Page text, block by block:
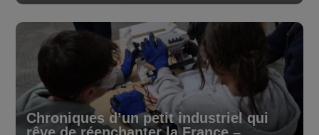
Chroniques d’un petit industriel qui